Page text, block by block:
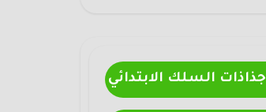
جذاذات السلك الابتدائي